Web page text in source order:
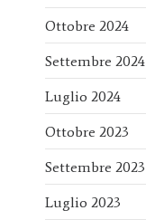
Ottobre 2024
Settembre 2024
Luglio 2024
Ottobre 2023
Settembre 2023
Luglio 2023